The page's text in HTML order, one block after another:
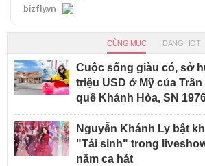
bizfly.vn
CÙNG MỤC ĐANG HOT
Cuộc sống giàu có, sở
triệu USD ở Mỹ của
quê Khánh Hòa, SN
Nguyễn Khánh Ly bật
"Tái sinh" trong
năm ca hát